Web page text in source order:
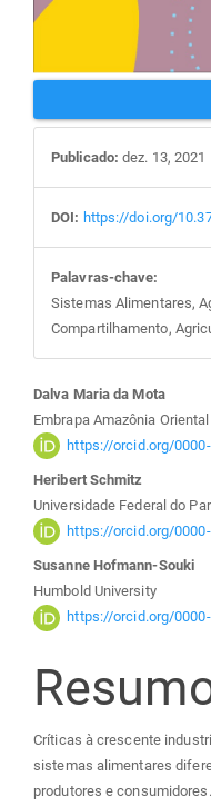
Publicado: dez. 13, 2021
DOI: https://doi.org/
Palavras-chave:
Sistemas Alimentares,
Compartilhamento,
do
artigo
principal
Dalva Maria da Mota
Embrapa Amazônia Oriental
https://orcid.org/
Heribert Schmitz
Universidade Federal do
https://orcid.org/
Susanne Hofmann-Souki
Humbold University
https://orcid.org/
Críticas à crescente
sistemas alimentares
produtores e